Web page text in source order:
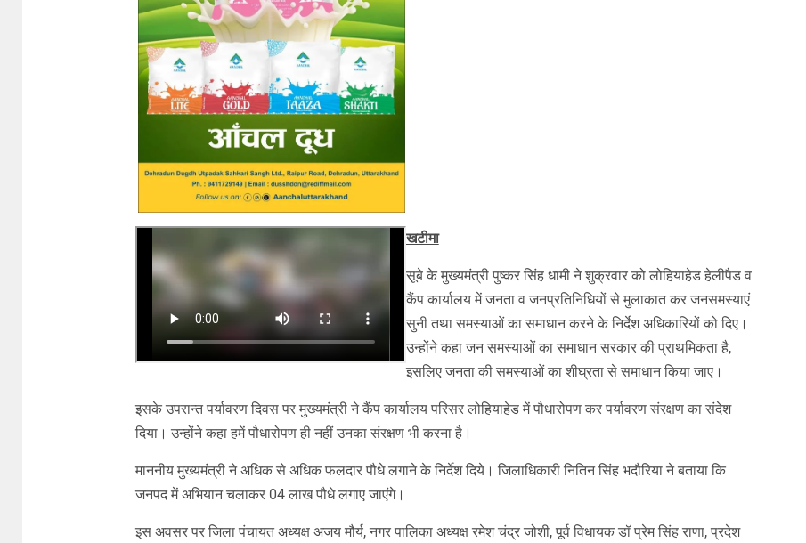
खटीमा
सूबे के मुख्यमंत्री पुष्कर सिंह धामी ने शुक्रवार को लोहियाहेड हेलीपैड व
कैंप कार्यालय में जनता व जनप्रतिनिधियों से मुलाकात कर जनसमस्याएं
सुनी तथा समस्याओं का समाधान करने के निर्देश अधिकारियों को दिए।
उन्होंने कहा जन समस्याओं का समाधान सरकार की प्राथमिकता है,
इसलिए जनता की समस्याओं का शीघ्रता से समाधान किया जाए।
इसके उपरान्त पर्यावरण दिवस पर मुख्यमंत्री ने कैंप कार्यालय परिसर लोहियाहेड में पौधारोपण कर पर्यावरण संरक्षण का संदेश
दिया। उन्होंने कहा हमें पौधारोपण ही नहीं उनका संरक्षण भी करना है।
माननीय मुख्यमंत्री ने अधिक से अधिक फलदार पौधे लगाने के निर्देश दिये। जिलाधिकारी नितिन सिंह भदौरिया ने बताया कि
जनपद में अभियान चलाकर 04 लाख पौधे लगाए जाएंगे।
इस अवसर पर जिला पंचायत अध्यक्ष अजय मौर्य, नगर पालिका अध्यक्ष रमेश चंद्र जोशी, पूर्व विधायक डॉ प्रेम सिंह राणा, प्रदेश